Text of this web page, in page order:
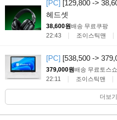
[PC] [129,800 ->
헤드셋
38,600원배송 무료 쿠팡
22:43
조이스틱맨
[PC] [538,500 ->
379,000원배송 무료 토스
22:11
조이스틱맨
더보